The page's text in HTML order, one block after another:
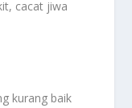
cacat jiwa
kurang baik